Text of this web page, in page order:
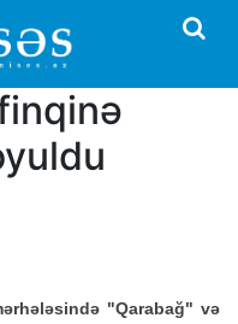
"Qarabağ" və